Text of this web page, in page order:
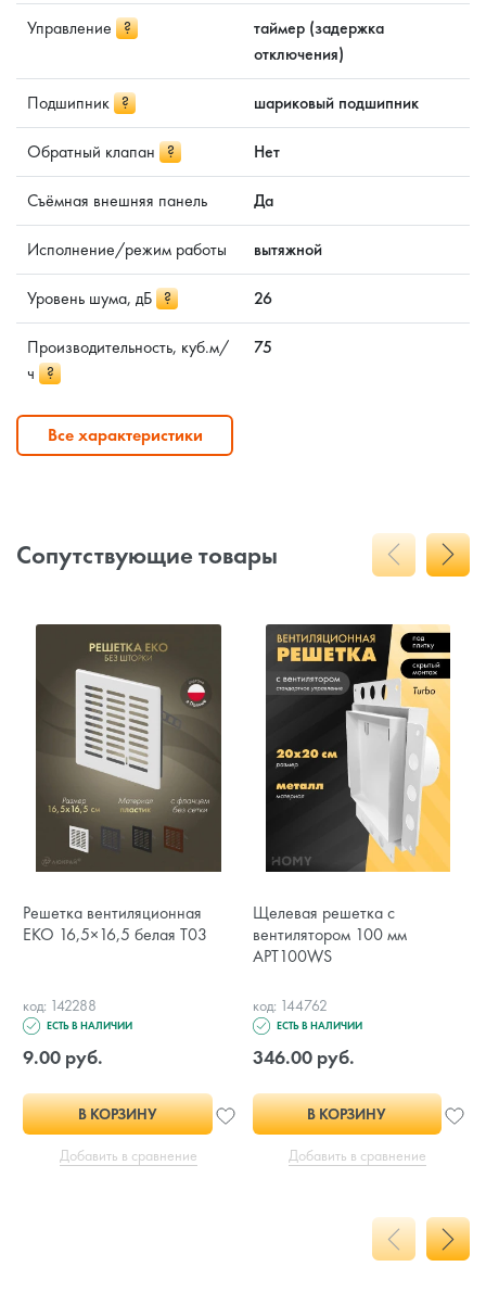
Управление ?
таймер (задержка
отключения)
Подшипник ? шариковый подшипник
Обратный клапан ? Нет
Съёмная внешняя панель Да
Исполнение/режим работы вытяжной
Уровень шума, дБ ? 26
Производительность, куб.м/
ч ?
75
Все характеристики
Сопутствующие товары
Решетка вентиляционная
EKO 16,5×16,5 белая T03
код: 142288
ЕСТЬ В НАЛИЧИИ
9.00 руб.
В КОРЗИНУ
Добавить в сравнение
Щелевая решетка с
вентилятором 100 мм
APT100WS
код: 144762
ЕСТЬ В НАЛИЧИИ
346.00 руб.
В КОРЗИНУ
Добавить в сравнение